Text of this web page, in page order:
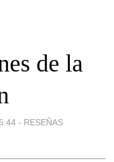
de la
- RESEÑAS